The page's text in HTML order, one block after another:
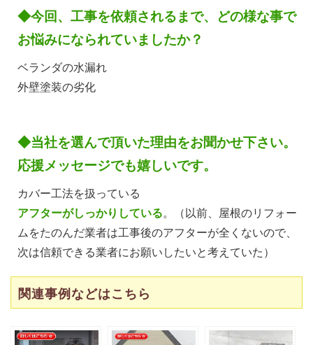
◆今回、工事を依頼されるまで、どの様な事で
お悩みになられていましたか？
ベランダの水漏れ
外壁塗装の劣化
◆当社を選んで頂いた理由をお聞かせ下さい。
応援メッセージでも嬉しいです。
カバー工法を扱っている
アフターがしっかりしている。（以前、屋根のリフォー
ムをたのんだ業者は工事後のアフターが全くないので、
次は信頼できる業者にお願いしたいと考えていた）
関連事例などはこちら